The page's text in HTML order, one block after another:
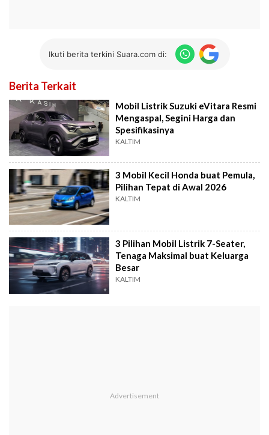
Ikuti berita terkini Suara.com di:
Berita Terkait
Mobil Listrik Suzuki eVitara Resmi
Mengaspal, Segini Harga dan
Spesifikasinya
KALTIM
3 Mobil Kecil Honda buat Pemula,
Pilihan Tepat di Awal 2026
KALTIM
3 Pilihan Mobil Listrik 7-Seater,
Tenaga Maksimal buat Keluarga
Besar
KALTIM